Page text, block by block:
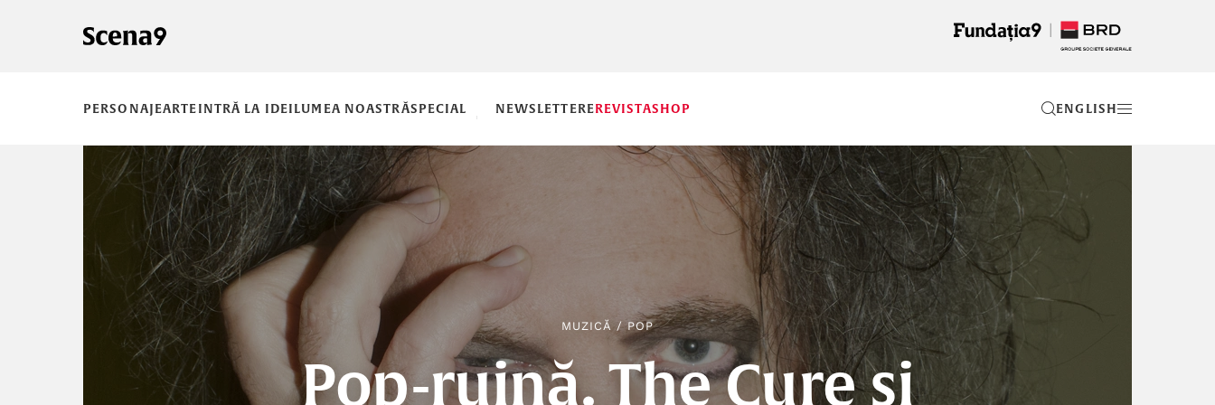
PERSONAJEARTEINTRĂ LA IDEILUMEA NOASTRĂSPECIAL NEWSLETTEREREVISTASHOP EN
MUZICĂ /POP
Pop-ruină. The Cure și